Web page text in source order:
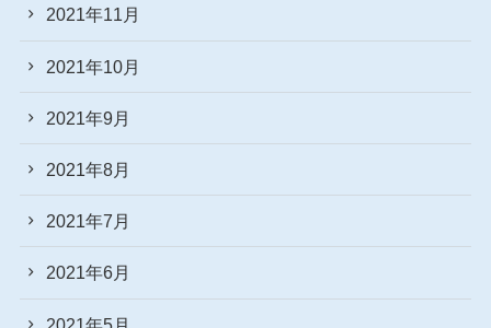
2021年11月
2021年10月
2021年9月
2021年8月
2021年7月
2021年6月